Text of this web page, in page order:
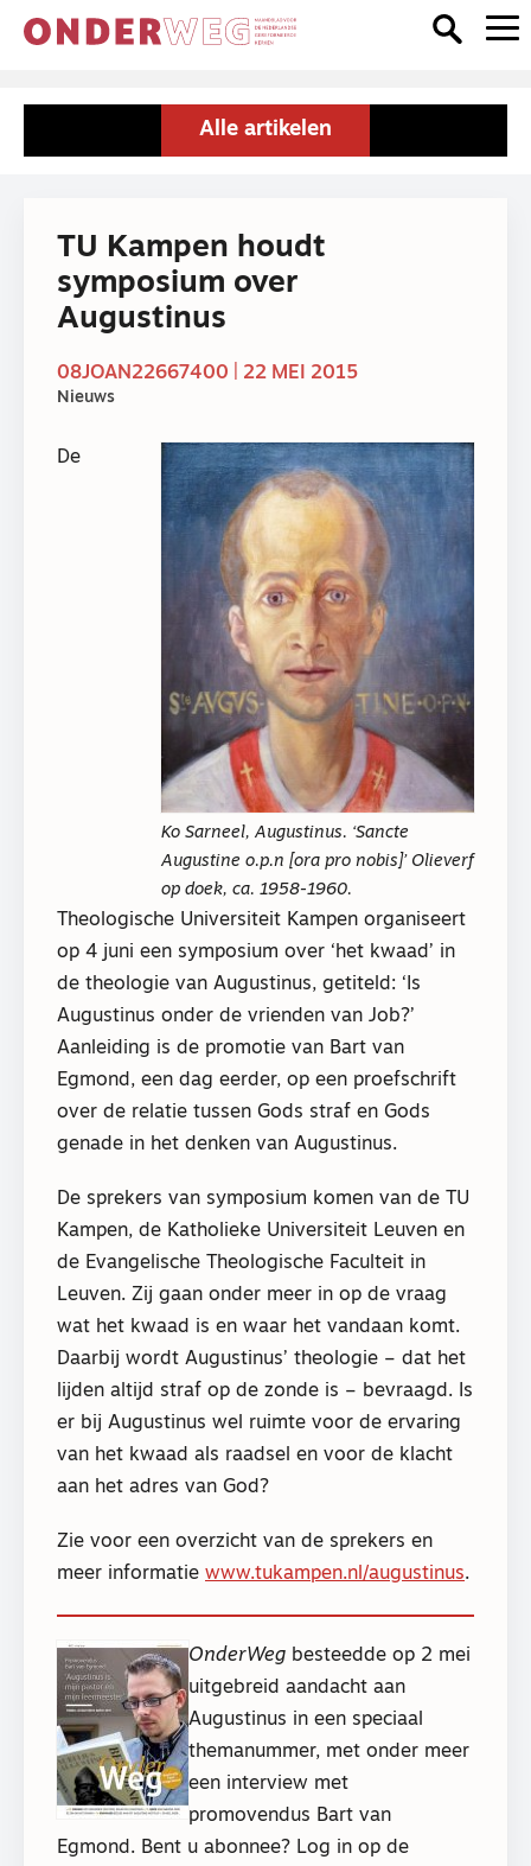
Alle artikelen
TU Kampen houdt
symposium over
Augustinus
08JOAN22667400 | 22 MEI 2015
Nieuws
Ko Sarneel, Augustinus. ‘Sancte
Augustine o.p.n [ora pro nobis]’ Olieverf
op doek, ca. 1958-1960.
De
Theologische Universiteit Kampen organiseert
op 4 juni een symposium over ‘het kwaad’ in
de theologie van Augustinus, getiteld: ‘Is
Augustinus onder de vrienden van Job?’
Aanleiding is de promotie van Bart van
Egmond, een dag eerder, op een proefschrift
over de relatie tussen Gods straf en Gods
genade in het denken van Augustinus.
De sprekers van symposium komen van de TU
Kampen, de Katholieke Universiteit Leuven en
de Evangelische Theologische Faculteit in
Leuven. Zij gaan onder meer in op de vraag
wat het kwaad is en waar het vandaan komt.
Daarbij wordt Augustinus’ theologie – dat het
lijden altijd straf op de zonde is – bevraagd. Is
er bij Augustinus wel ruimte voor de ervaring
van het kwaad als raadsel en voor de klacht
aan het adres van God?
Zie voor een overzicht van de sprekers en
meer informatie www.tukampen.nl/augustinus.
OnderWeg besteedde op 2 mei
uitgebreid aandacht aan
Augustinus in een speciaal
themanummer, met onder meer
een interview met
promovendus Bart van
Egmond. Bent u abonnee? Log in op de